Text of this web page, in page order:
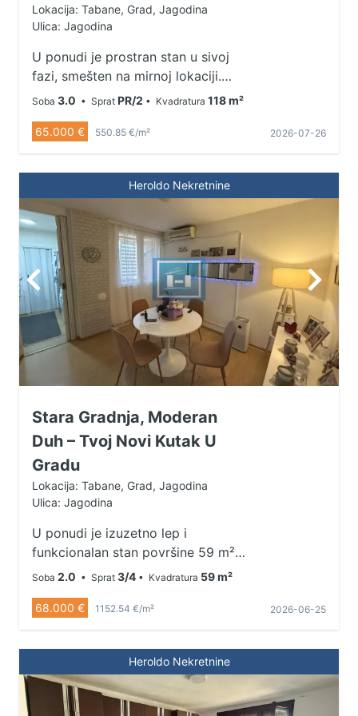
Lokacija: Tabane, Grad, Jagodina
Ulica: Jagodina
U ponudi je prostran stan u sivoj
fazi, smešten na mirnoj lokaciji.
Stan poseduje garažu i podrum,
funkcionalne prostorije. Na spratu
se nalaze kupatilo i još dve
prostorije. Vertikala je samo
ozidana, što omogućava
eventualne korekcije i
prilagođavanje prostora po vašoj
meri. Savršena prilika da kreirate
dom ili investiciju po sopstvenom
ukusu. 064/8-312-063 065/8-222-
441 035/8-222-441
Soba 3.0 • Sprat PR/2 • Kvadratura 118 m²
65.000 € 550.85 €/m² 2026-07-26
Heroldo Nekretnine
Stara Gradnja, Moderan
Duh – Tvoj Novi Kutak U
Gradu
Lokacija: Tabane, Grad, Jagodina
Ulica: Jagodina
U ponudi je izuzetno lep i
funkcionalan stan površine 59 m²,
smešten na trećem spratu u zgradi
nema lift, ali spratnost je veoma
prijatna za svakodnevno korišćenje
jer nema napornih stepenica. Stan
je kompletno renoviran, sa novom
električnom instalacijom, što
budućem vlasniku pruža sigurnost i
Soba 2.0 • Sprat 3/4 • Kvadratura 59 m²
68.000 € 1152.54 €/m² 2026-06-25
Heroldo Nekretnine